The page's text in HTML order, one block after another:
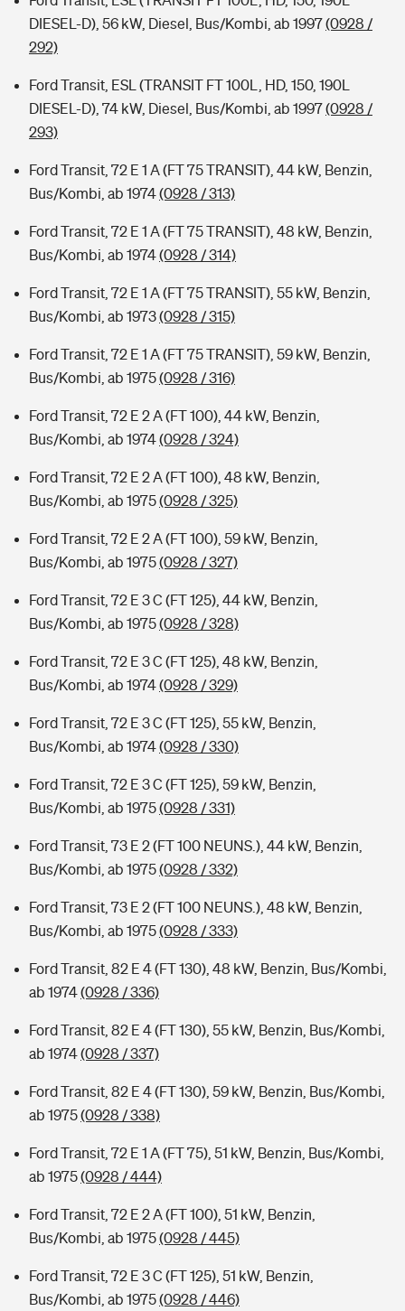
DIESEL-D), 56 kW, Diesel, Bus/Kombi, ab 1997(0928 /
292)
Ford Transit, ESL (TRANSIT FT 100L, HD, 150, 190L
DIESEL-D), 74 kW, Diesel, Bus/Kombi, ab 1997(0928 /
293)
Ford Transit, 72 E 1 A (FT 75 TRANSIT), 44 kW, Benzin,
Bus/Kombi, ab 1974(0928 / 313)
Ford Transit, 72 E 1 A (FT 75 TRANSIT), 48 kW, Benzin,
Bus/Kombi, ab 1974(0928 / 314)
Ford Transit, 72 E 1 A (FT 75 TRANSIT), 55 kW, Benzin,
Bus/Kombi, ab 1973(0928 / 315)
Ford Transit, 72 E 1 A (FT 75 TRANSIT), 59 kW, Benzin,
Bus/Kombi, ab 1975(0928 / 316)
Ford Transit, 72 E 2 A (FT 100), 44 kW, Benzin,
Bus/Kombi, ab 1974(0928 / 324)
Ford Transit, 72 E 2 A (FT 100), 48 kW, Benzin,
Bus/Kombi, ab 1975(0928 / 325)
Ford Transit, 72 E 2 A (FT 100), 59 kW, Benzin,
Bus/Kombi, ab 1975(0928 / 327)
Ford Transit, 72 E 3 C (FT 125), 44 kW, Benzin,
Bus/Kombi, ab 1975(0928 / 328)
Ford Transit, 72 E 3 C (FT 125), 48 kW, Benzin,
Bus/Kombi, ab 1974(0928 / 329)
Ford Transit, 72 E 3 C (FT 125), 55 kW, Benzin,
Bus/Kombi, ab 1974(0928 / 330)
Ford Transit, 72 E 3 C (FT 125), 59 kW, Benzin,
Bus/Kombi, ab 1975(0928 / 331)
Ford Transit, 73 E 2 (FT 100 NEUNS.), 44 kW, Benzin,
Bus/Kombi, ab 1975(0928 / 332)
Ford Transit, 73 E 2 (FT 100 NEUNS.), 48 kW, Benzin,
Bus/Kombi, ab 1975(0928 / 333)
Ford Transit, 82 E 4 (FT 130), 48 kW, Benzin, Bus/Kombi,
ab 1974(0928 / 336)
Ford Transit, 82 E 4 (FT 130), 55 kW, Benzin, Bus/Kombi,
ab 1974(0928 / 337)
Ford Transit, 82 E 4 (FT 130), 59 kW, Benzin, Bus/Kombi,
ab 1975(0928 / 338)
Ford Transit, 72 E 1 A (FT 75), 51 kW, Benzin, Bus/Kombi,
ab 1975(0928 / 444)
Ford Transit, 72 E 2 A (FT 100), 51 kW, Benzin,
Bus/Kombi, ab 1975(0928 / 445)
Ford Transit, 72 E 3 C (FT 125), 51 kW, Benzin,
Bus/Kombi, ab 1975(0928 / 446)